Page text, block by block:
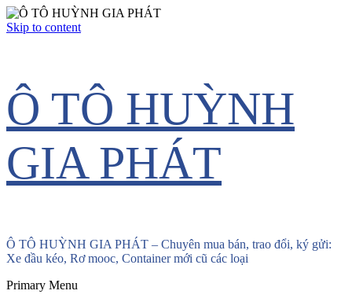
Skip to content
Ô TÔ HUỲNH
GIA PHÁT
Ô TÔ HUỲNH GIA PHÁT – Chuyên mua bán, trao đổi, ký gửi:
Xe đầu kéo, Rơ mooc, Container mới cũ các loại
Primary Menu